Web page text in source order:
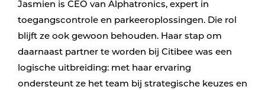
Jasmien is CEO van Alphatronics, expert in
toegangscontrole en parkeeroplossingen. Die rol
blijft ze ook gewoon behouden. Haar stap om
daarnaast partner te worden bij Citibee was een
logische uitbreiding: met haar ervaring
ondersteunt ze het team bij strategische keuzes en